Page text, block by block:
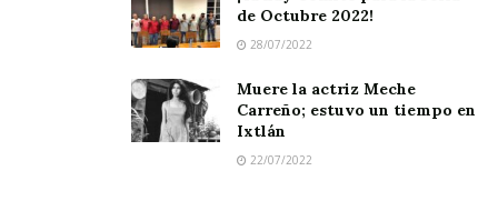
de Octubre 2022!
28/07/2022
Muere la actriz Meche
Carreño; estuvo un tiempo en
Ixtlán
22/07/2022